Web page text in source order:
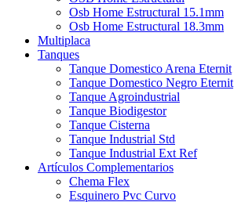
Osb Home Estructural 15.1mm
Osb Home Estructural 18.3mm
Multiplaca
Tanques
Tanque Domestico Arena Eternit
Tanque Domestico Negro Eternit
Tanque Agroindustrial
Tanque Biodigestor
Tanque Cisterna
Tanque Industrial Std
Tanque Industrial Ext Ref
Artículos Complementarios
Chema Flex
Esquinero Pvc Curvo